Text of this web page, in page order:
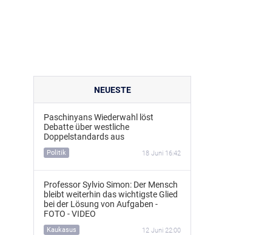
NEUESTE
Paschinyans Wiederwahl löst
Debatte über westliche
Doppelstandards aus
Politik 18 Juni 16:42
Professor Sylvio Simon: Der Mensch
bleibt weiterhin das wichtigste Glied
bei der Lösung von Aufgaben -
FOTO - VIDEO
Kaukasus 12 Juni 22:00